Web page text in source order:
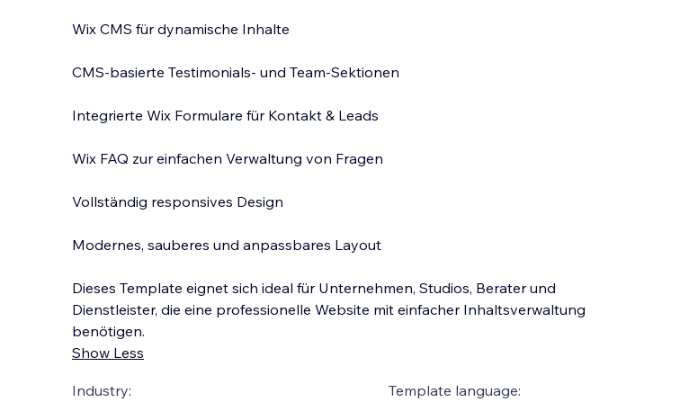
Wix CMS für dynamische Inhalte
CMS-basierte Testimonials- und Team-Sektionen
Integrierte Wix Formulare für Kontakt & Leads
Wix FAQ zur einfachen Verwaltung von Fragen
Vollständig responsives Design
Modernes, sauberes und anpassbares Layout
Dieses Template eignet sich ideal für Unternehmen, Studios, Berater und
Dienstleister, die eine professionelle Website mit einfacher Inhaltsverwaltung
benötigen.
Show Less
Industry:
Template language: